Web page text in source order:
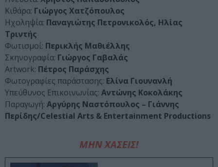
Κιθάρα: Γιώργος Χατζόπουλος
Ηχοληψία: Παναγιώτης Πετρονικολός, Ηλίας
Τριντής
Φωτισμοί: Περικλής Μαθιέλλης
Σκηνογραφία: Γιώργος Γαβαλάς
Artwork: Πέτρος Παράσχης
Φωτογραφίες παράστασης: Ελίνα Γιουνανλή
Υπεύθυνος Επικοινωνίας: Αντώνης Κοκολάκης
Παραγωγή: Αργύρης Ναστόπουλος – Γιάννης
Περίδης/Celestial Arts & Entertainment Productions
ΜΗΝ ΧΑΣΕΙΣ!